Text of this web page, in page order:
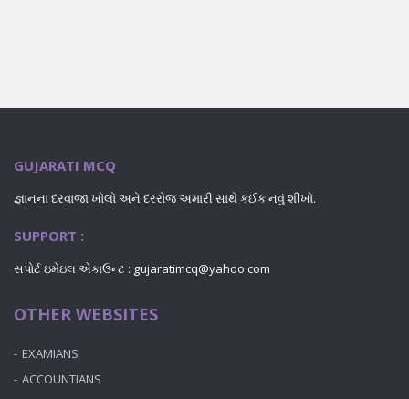
GUJARATI MCQ
જ્ઞાનના દરવાજા ખોલો અને દરરોજ અમારી સાથે કંઈક નવું શીખો.
SUPPORT :
સપોર્ટ ઇમેઇલ એકાઉન્ટ : gujaratimcq@yahoo.com
OTHER WEBSITES
EXAMIANS
ACCOUNTIANS